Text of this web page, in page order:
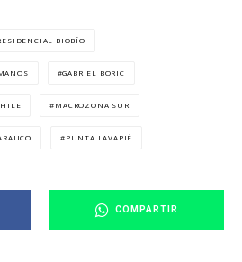
BIOBÍO
GABRIEL BORIC
MACROZONA SUR
PUNTA LAVAPIÉ
COMPARTIR